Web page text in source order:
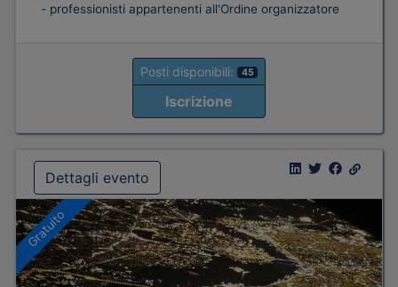
- professionisti appartenenti all'Ordine organizzatore
Posti disponibili: 45
Iscrizione
Dettagli evento
Gratuito